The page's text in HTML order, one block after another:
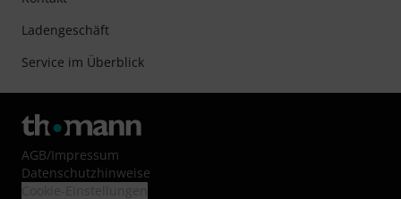
Ladengeschäft
Service im Überblick
AGB/Impressum
Datenschutzhinweise